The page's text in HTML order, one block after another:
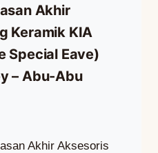
Akhir
Keramik KIA
Special Eave)
– Abu-Abu
Akhir Aksesoris